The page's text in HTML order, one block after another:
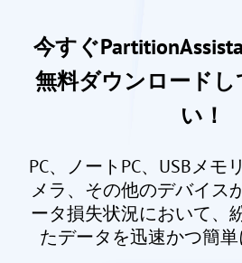
今すぐ
無料ダウンロードし
い！
PC、ノートPC、USBメモ
メラ、その他のデバイス
ータ損失状況において、
たデータを迅速かつ簡単